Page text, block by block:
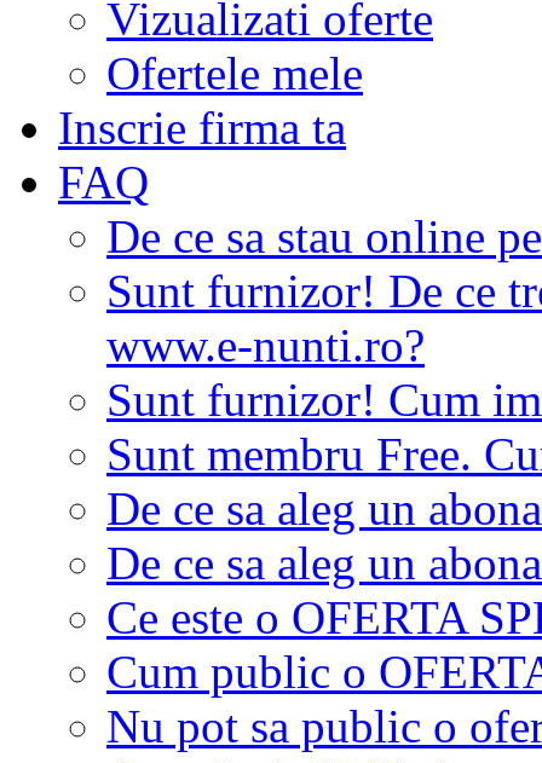
Vizualizati oferte
Ofertele mele
Inscrie firma ta
FAQ
De ce sa stau online
Sunt furnizor! De ce
www.e-nunti.ro?
Sunt furnizor! Cum
Sunt membru Free.
De ce sa aleg un
De ce sa aleg un
Ce este o OFERTA
Cum public o
Nu pot sa public o